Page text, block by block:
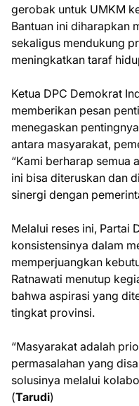
gerobak untuk UMKM
Bantuan ini diharapkan
sekaligus mendukung
meningkatkan taraf
Ketua DPC Demokrat
memberikan pesan
menegaskan
antara masyarakat,
“Kami berharap semua
ini bisa diteruskan dan
sinergi dengan
Melalui reses ini, Partai
konsistensinya dalam
memperjuangkan
Ratnawati menutup
bahwa aspirasi yang
tingkat provinsi.
“Masyarakat adalah
permasalahan yang
solusinya melalui
(Tarudi)